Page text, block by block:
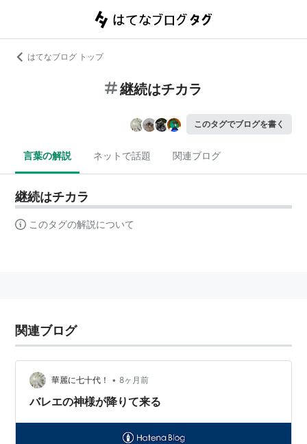
はてなブログ トップ
継続はチカラ
このタグでブログを書く
言葉の解説 ネットで話題 関連ブログ
継続はチカラ
このタグの解説について
関連ブログ
華麗に七十代！ • 8ヶ月前
バレエの神様が降りて来る